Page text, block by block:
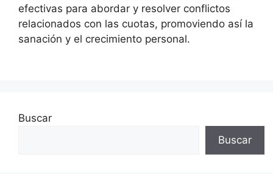
efectivas para abordar y resolver conflictos
relacionados con las cuotas, promoviendo así la
sanación y el crecimiento personal.
Buscar
Buscar